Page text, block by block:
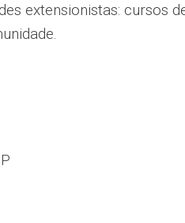
extensionistas: cursos